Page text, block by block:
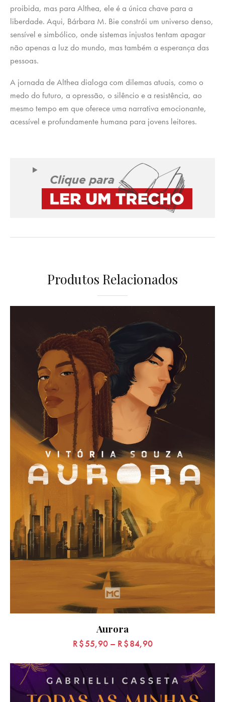
proibida, mas para Althea, ele é a única chave para a
liberdade. Aqui, Bárbara M. Bie constrói um universo denso,
sensível e simbólico, onde sistemas injustos tentam apagar
não apenas a luz do mundo, mas também a esperança das
pessoas.
A jornada de Althea dialoga com dilemas atuais, como o
medo do futuro, a opressão, o silêncio e a resistência, ao
mesmo tempo em que oferece uma narrativa emocionante,
acessível e profundamente humana para jovens leitores.
Produtos Relacionados
Aurora
R$55,90– R$84,90